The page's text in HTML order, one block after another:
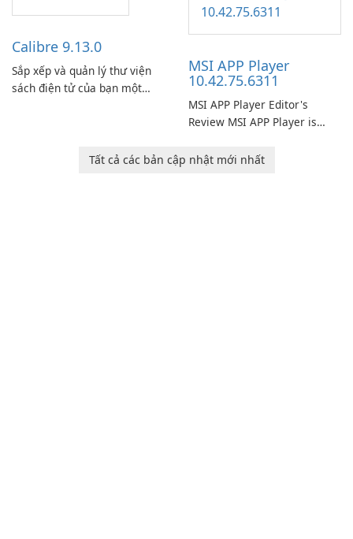
edge features and seamless
Calibre 9.13.0
Sắp xếp và quản lý thư viện
sách điện tử của bạn một
MSI APP Player
10.42.75.6311
MSI APP Player Editor's
Review MSI APP Player is
emulator built atop the
Tất cả các bản cập nhật mới nhất